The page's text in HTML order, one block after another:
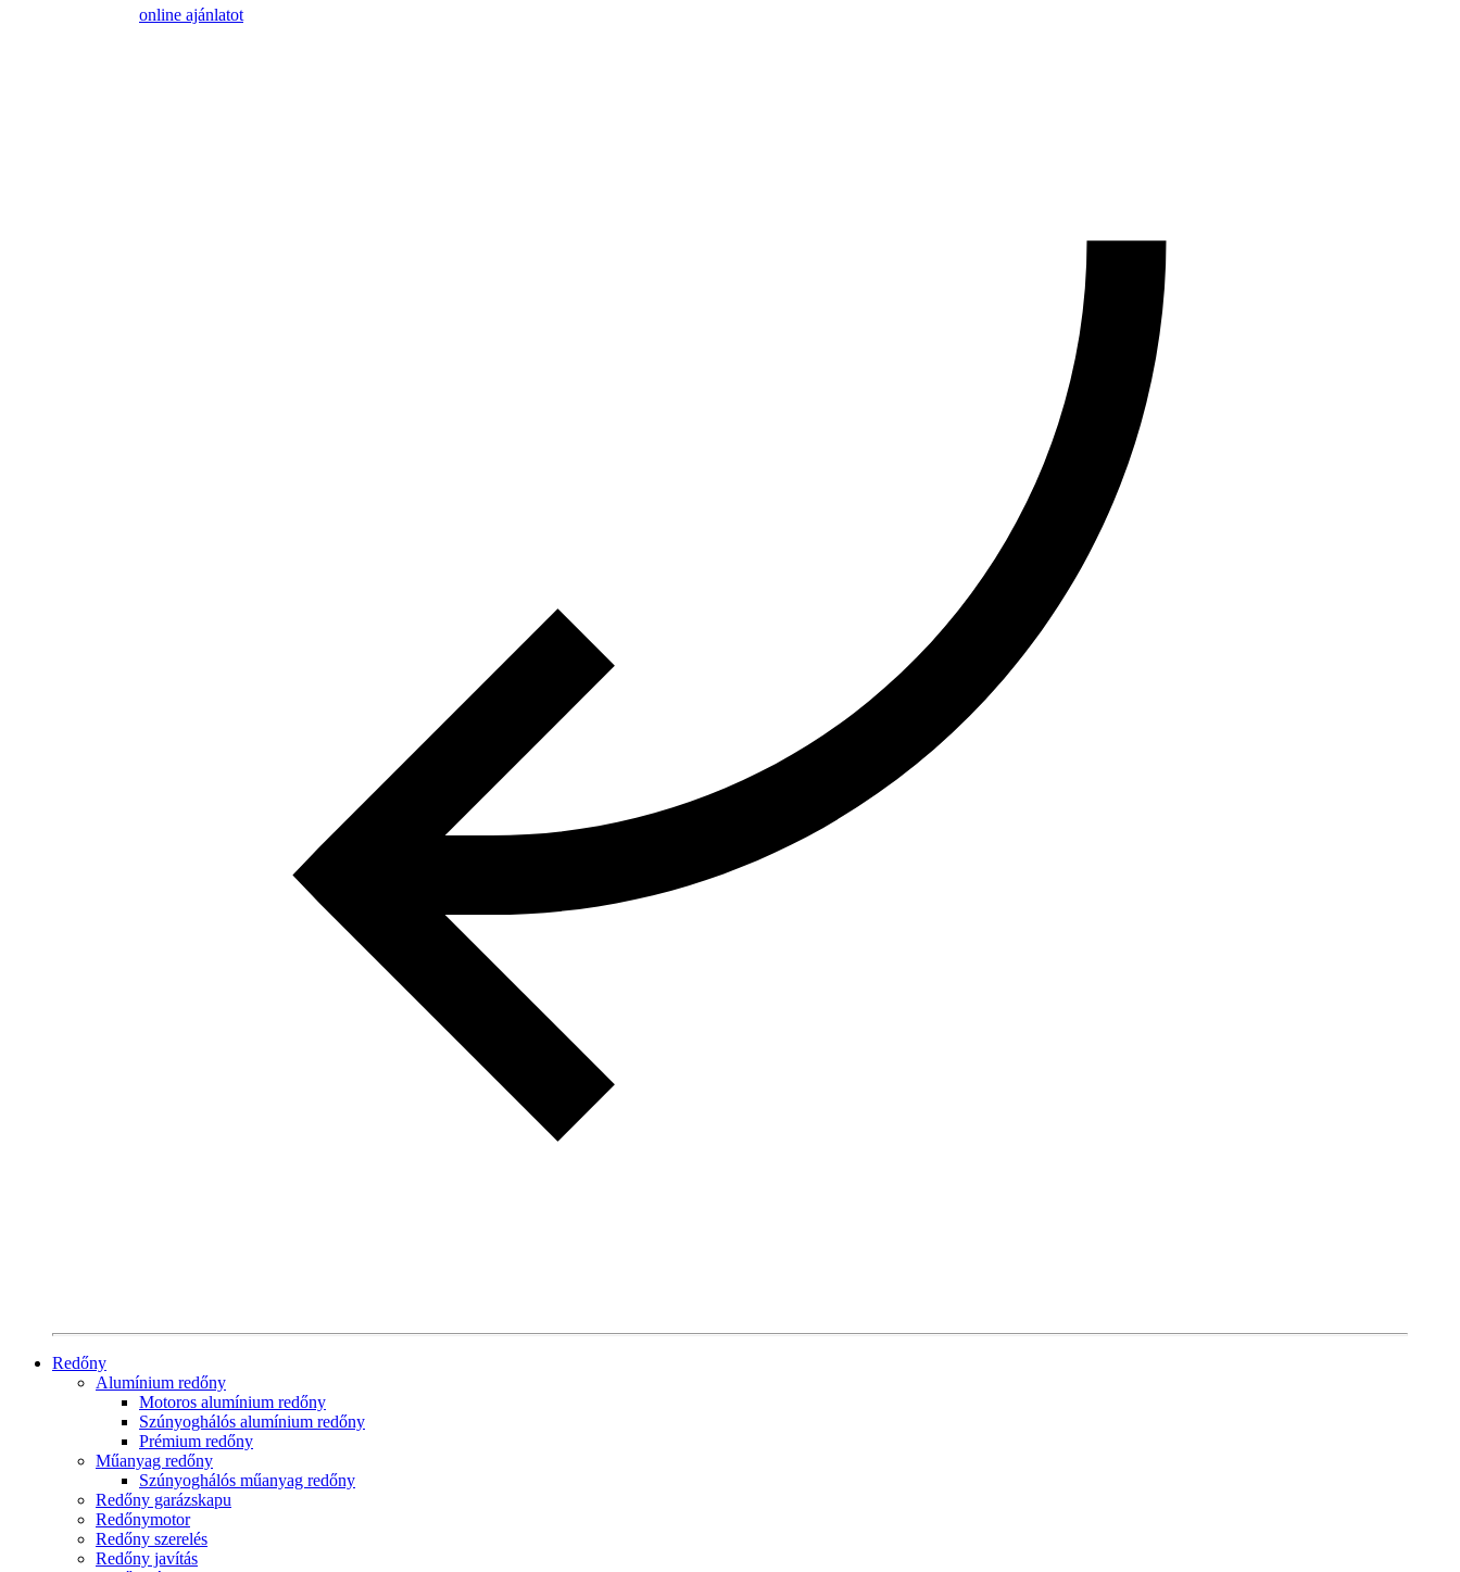
online ajánlatot
Redőny
Alumínium redőny
Motoros alumínium redőny
Szúnyoghálós alumínium redőny
Prémium redőny
Műanyag redőny
Szúnyoghálós műanyag redőny
Redőny garázskapu
Redőnymotor
Redőny szerelés
Redőny javítás